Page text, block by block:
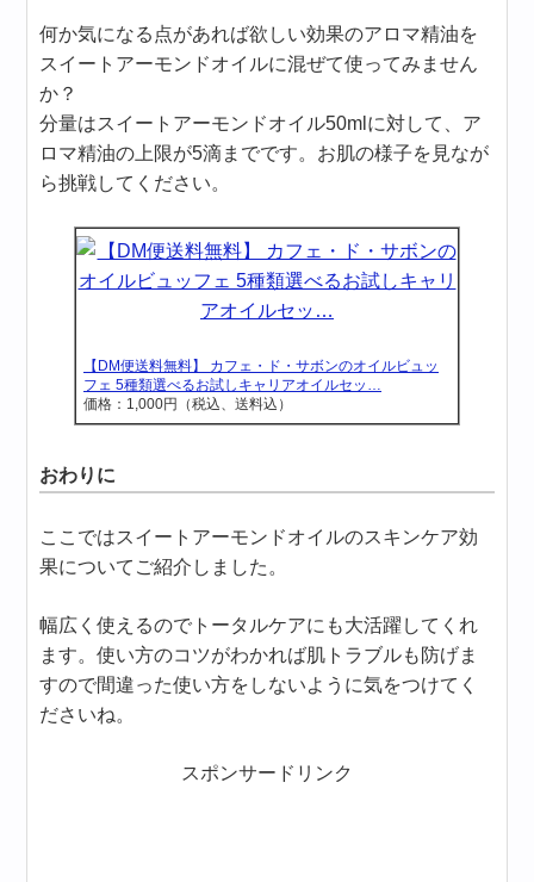
何か気になる点があれば欲しい効果のアロマ精油を
スイートアーモンドオイルに混ぜて使ってみません
か？
分量はスイートアーモンドオイル50mlに対して、ア
ロマ精油の上限が5滴までです。お肌の様子を見なが
ら挑戦してください。
【DM便送料無料】 カフェ・ド・サボンのオイルビュッ
フェ 5種類選べるお試しキャリアオイルセッ…
価格：1,000円（税込、送料込）
おわりに
ここではスイートアーモンドオイルのスキンケア効
果についてご紹介しました。
幅広く使えるのでトータルケアにも大活躍してくれ
ます。使い方のコツがわかれば肌トラブルも防げま
すので間違った使い方をしないように気をつけてく
ださいね。
スポンサードリンク